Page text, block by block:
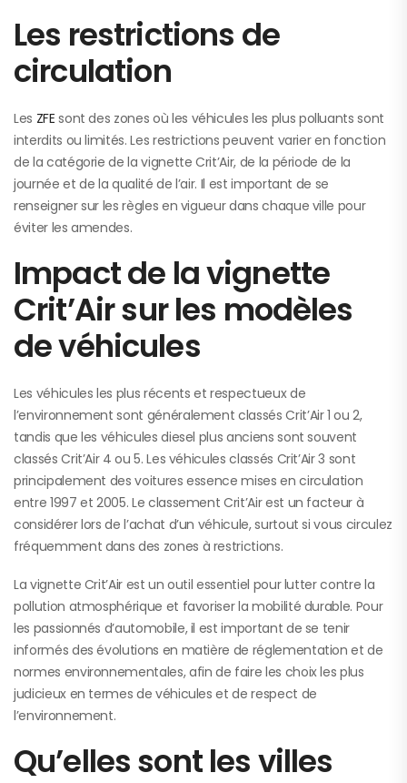
Les restrictions de
circulation
Les ZFE sont des zones où les véhicules les plus polluants sont
interdits ou limités. Les restrictions peuvent varier en fonction
de la catégorie de la vignette Crit’Air, de la période de la
journée et de la qualité de l’air. Il est important de se
renseigner sur les règles en vigueur dans chaque ville pour
éviter les amendes.
Impact de la vignette
Crit’Air sur les modèles
de véhicules
Les véhicules les plus récents et respectueux de
l’environnement sont généralement classés Crit’Air 1 ou 2,
tandis que les véhicules diesel plus anciens sont souvent
classés Crit’Air 4 ou 5. Les véhicules classés Crit’Air 3 sont
principalement des voitures essence mises en circulation
entre 1997 et 2005. Le classement Crit’Air est un facteur à
considérer lors de l’achat d’un véhicule, surtout si vous circulez
fréquemment dans des zones à restrictions.
La vignette Crit’Air est un outil essentiel pour lutter contre la
pollution atmosphérique et favoriser la mobilité durable. Pour
les passionnés d’automobile, il est important de se tenir
informés des évolutions en matière de réglementation et de
normes environnementales, afin de faire les choix les plus
judicieux en termes de véhicules et de respect de
l’environnement.
Qu’elles sont les villes